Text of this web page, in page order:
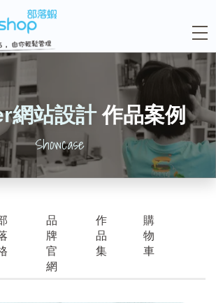
網站設計作品案例
Showcase
品
牌
官
網
作
品
集
購
物
車